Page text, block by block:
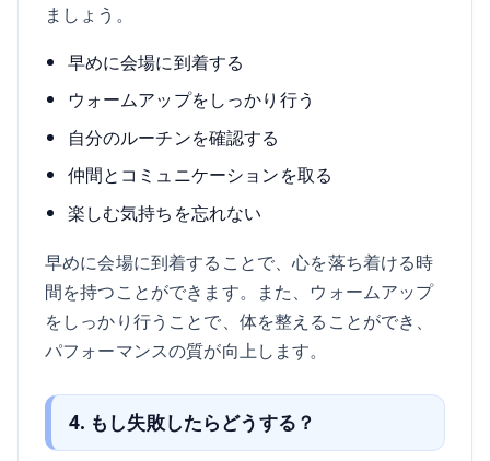
ましょう。
早めに会場に到着する
ウォームアップをしっかり行う
自分のルーチンを確認する
仲間とコミュニケーションを取る
楽しむ気持ちを忘れない
早めに会場に到着することで、心を落ち着ける時
間を持つことができます。また、ウォームアップ
をしっかり行うことで、体を整えることができ、
パフォーマンスの質が向上します。
4. もし失敗したらどうする？